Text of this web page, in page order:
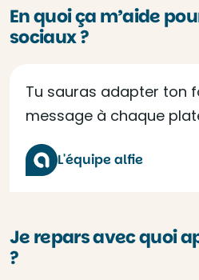
En quoi ça m’aide
sociaux ?
Tu sauras adapter ton
message à chaque
L'équipe alfie
Je repars avec quoi
?